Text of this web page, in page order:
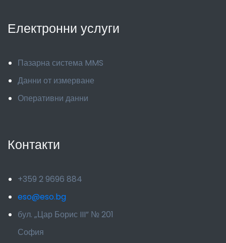
Електронни услуги
Пазарна система MMS
Данни от измерване
Оперативни данни
Контакти
+359 2 9696 884
eso@eso.bg
бул. „Цар Борис III” № 201
София